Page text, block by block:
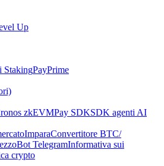
Up
StakingPayPrime
zkEVMPay SDKSDK agenti AI
ImparaConvertitore BTC/
Bot TelegramInformativa sui
crypto